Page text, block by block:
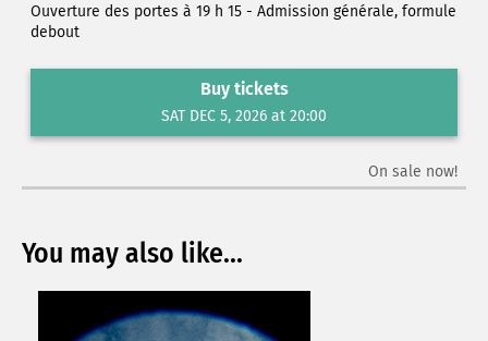
Ouverture des portes à 19 h 15 - Admission générale, formule
debout
Buy tickets
SAT DEC 5, 2026 at 20:00
On sale now!
You may also like...